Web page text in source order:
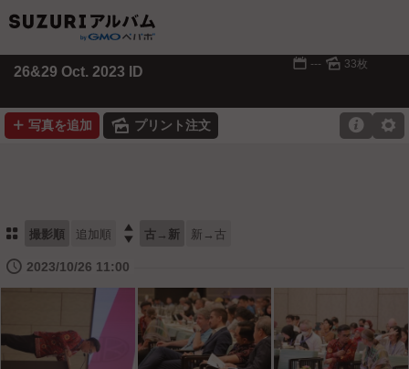
26&29 Oct. 2023 ID 📅 --- 🌄 33枚
➕ 写真を追加 🌄 プリント注文 ⚙

⚏ 撮影順 追加順  古→新 新→古
🕔 2023/10/26 11:00